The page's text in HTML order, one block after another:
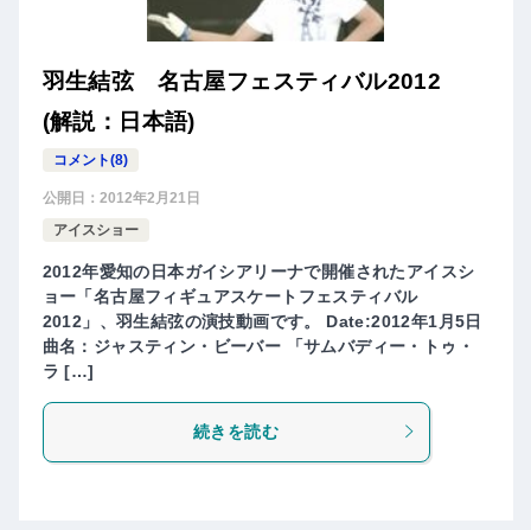
羽生結弦 名古屋フェスティバル2012
(解説：日本語)
コメント(8)
公開日： 2012年2月21日
アイスショー
2012年愛知の日本ガイシアリーナで開催されたアイスシ
ョー「名古屋フィギュアスケートフェスティバル
2012」、羽生結弦の演技動画です。 Date:2012年1月5日
曲名：ジャスティン・ビーバー 「サムバディー・トゥ・
ラ […]
続きを読む